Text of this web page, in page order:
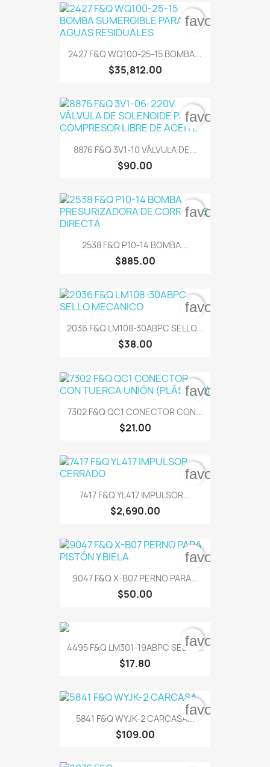
2427 F&Q WQ100-25-15 BOMBA...
$35,812.00
8876 F&Q 3V1-10 VÁLVULA DE...
$90.00
2538 F&Q P10-14 BOMBA...
$885.00
2036 F&Q LM108-30ABPC SELLO...
$38.00
7302 F&Q QC1 CONECTOR CON...
$21.00
7417 F&Q YL417 IMPULSOR...
$2,690.00
9047 F&Q X-B07 PERNO PARA...
$50.00
4495 F&Q LM301-19ABPC SELLO...
$17.80
5841 F&Q WYJK-2 CARCASA...
$109.00